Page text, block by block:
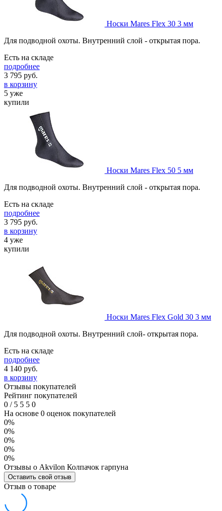
Носки Mares Flex 30 3 мм
Для подводной охоты. Внутренний слой - открытая пора.
Есть на складе
подробнее
3 795 руб.
в корзину
5 уже
купили
Носки Mares Flex 50 5 мм
Для подводной охоты. Внутренний слой - открытая пора.
Есть на складе
подробнее
3 795 руб.
в корзину
4 уже
купили
Носки Mares Flex Gold 30 3 мм
Для подводной охоты. Внутренний слой- открытая пора.
Есть на складе
подробнее
4 140 руб.
в корзину
Отзывы покупателей
Рейтинг покупателей
0 /5 5 5 0
На основе 0 оценок покупателей
0%
0%
0%
0%
0%
Отзывы о Akvilon Колпачок гарпуна
Оставить свой отзыв
Отзыв о товаре